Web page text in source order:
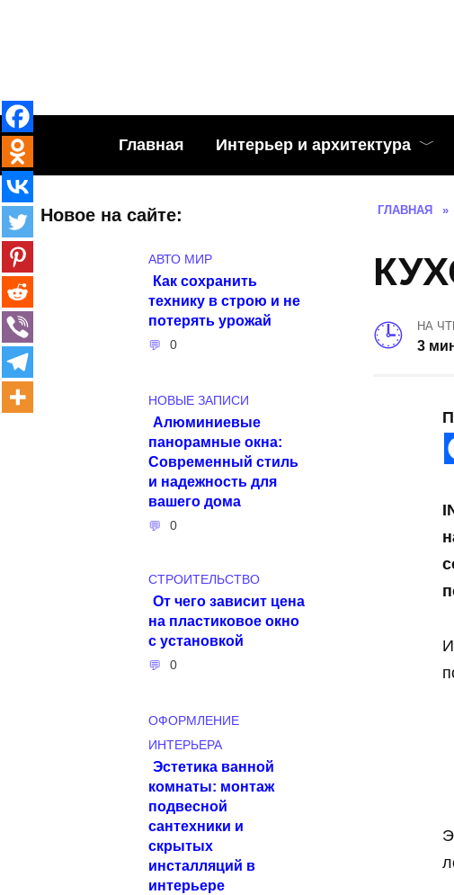
Главная Интерьер и архитектура
ГЛАВНАЯ »
НА
3
Новое на сайте:
АВТО МИР
Как сохранить
технику в строю и не
потерять урожай
0
НОВЫЕ ЗАПИСИ
Алюминиевые
панорамные окна:
Современный стиль
и надежность для
вашего дома
0
СТРОИТЕЛЬСТВО
От чего зависит цена
на пластиковое окно
с установкой
0
ОФОРМЛЕНИЕ
ИНТЕРЬЕРА
Эстетика ванной
комнаты: монтаж
подвесной
сантехники и
скрытых
инсталляций в
интерьере